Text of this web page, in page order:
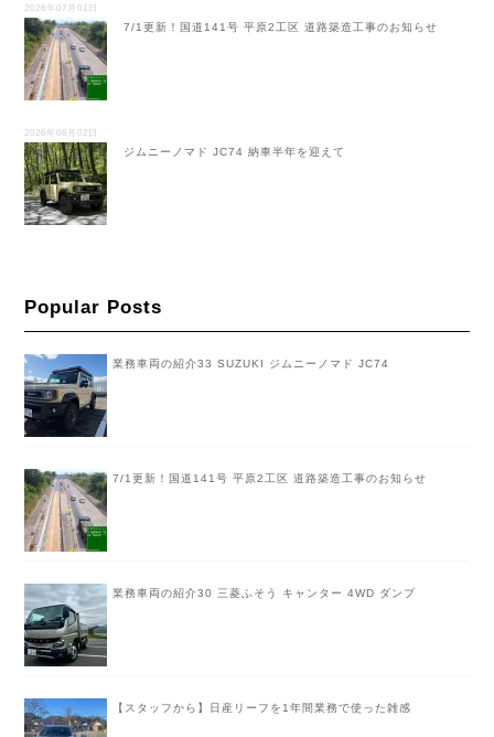
2026年07月01日
7/1更新！国道141号 平原2工区 道路築造工事のお知らせ
2026年06月02日
ジムニーノマド JC74 納車半年を迎えて
Popular Posts
業務車両の紹介33 SUZUKI ジムニーノマド JC74
7/1更新！国道141号 平原2工区 道路築造工事のお知らせ
業務車両の紹介30 三菱ふそう キャンター 4WD ダンプ
【スタッフから】日産リーフを1年間業務で使った雑感